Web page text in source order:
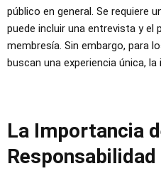
público en general. Se requiere
puede incluir una entrevista y el
membresía. Sin embargo, para
buscan una experiencia única, la
La Importancia
Responsabilidad